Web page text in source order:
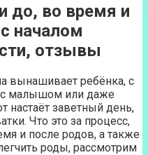
до, во время и
началом
отзывы
вынашивает ребёнка, с
с малышом или даже
заветный день,
Что это за процесс,
и после родов, а также
роды, рассмотрим